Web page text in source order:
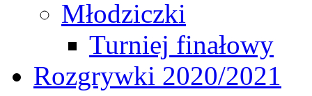
Młodziczki
Turniej finałowy
Rozgrywki 2020/2021